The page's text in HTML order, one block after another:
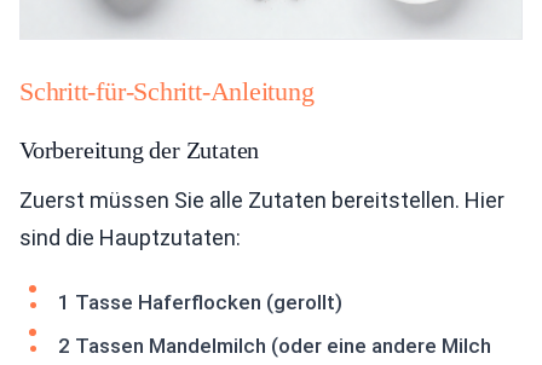
Schritt-für-Schritt-Anleitung
Vorbereitung der Zutaten
Zuerst müssen Sie alle Zutaten bereitstellen. Hier
sind die Hauptzutaten:
1 Tasse Haferflocken (gerollt)
2 Tassen Mandelmilch (oder eine andere Milch